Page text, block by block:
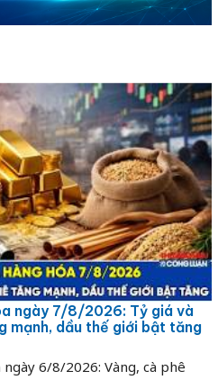
ngày 7/8/2026: Tỷ giá và
mạnh, dầu thế giới bật tăng
6/8/2026: Vàng, cà phê